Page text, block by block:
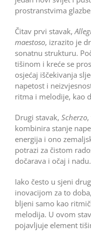
prostranstvima
Čitav prvi stavak,
maestoso, izrazito je
sonatnu strukturu.
tišinom i kreće se
osjećaj iščekivanja
napetost i
ritma i melodije, kao
Drugi stavak, Scherzo
kombinira stanje
energija i ono
potrazi za čistom
dočarava i očaj i nadu.
Iako često u sjeni
inovacijom za to
bljeni samo kao
melodija. U ovom
pojavljuje element